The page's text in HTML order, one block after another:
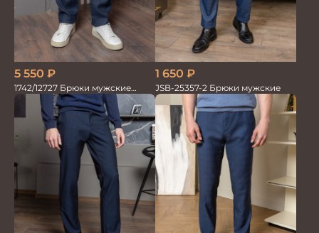
5 550 ₽
1742/12727 Брюки мужские
100%лён син
1 650 ₽
JSB-25357-2 Брюки мужские